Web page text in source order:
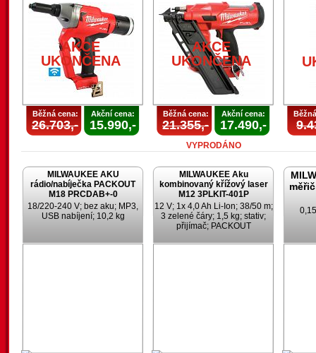
AKCE
UKONČENA
AKCE
UKONČENA
Běžná cena:
26.703,-
Akční cena:
15.990,-
AKCE
UKONČENA
Běžná cena:
21.355,-
Akční cena:
17.490,-
VYPRODÁNO
MILWAUKEE AKU
rádio/nabíječka PACKOUT
M18 PRCDAB+-0
18/220-240 V; bez aku; MP3,
USB nabíjení; 10,2 kg
MILWAUKEE Aku
kombinovaný křížový laser
M12 3PLKIT-401P
12 V; 1x 4,0 Ah Li-Ion; 38/50 m;
3 zelené čáry; 1,5 kg; stativ;
přijímač; PACKOUT